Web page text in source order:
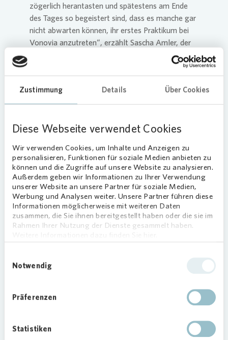
Zustimmung Details Über Cookies
Diese Webseite verwendet Cookies
Wir verwenden Cookies, um Inhalte und Anzeigen zu
personalisieren, Funktionen für soziale Medien anbieten zu
können und die Zugriffe auf unsere Website zu analysieren.
Außerdem geben wir Informationen zu Ihrer Verwendung
unserer Website an unsere Partner für soziale Medien,
Werbung und Analysen weiter. Unsere Partner führen diese
Informationen möglicherweise mit weiteren Daten
zusammen, die Sie ihnen bereitgestellt haben oder die sie im
Rahmen Ihrer Nutzung der Dienste gesammelt haben.
Notwendig
Präferenzen
Statistiken
zögerlich herantasten und spätestens am Ende
des Tages so begeistert sind, dass es manche gar
nicht abwarten können, ihr erstes Praktikum bei
Vonovia anzutreten“, erzählt Sascha Amler, der
für den Bezirk zuständige Regionalbereichsleiter
Fliesenleger und Maler und Lackierer zogen die
Neugier der Jugendlichen auf sich. Das absolute
Highlight bildete allerdings die Station der
Wohnumfeld. Hier konnte mit einem echten
Begeisterung sorgte.
David Quast, pädagogischer Leiter des
Straßenkinder e.V.: „Wenn es gelingt, Kinder und
Jugendliche ganzheitlich bei ihrer Zukunftsplanung
zu begleiten, ist für uns ein großes Ziel erreicht.
Der Berufsschnuppertag von
bietet jedes
die Heranwachsenden sonst womöglich gar nicht
in Berührung gekommen wären.“
Besonders bei den mehr als 25 Kolleg:innen von
Vonovia
des Jugendbereichs der Arche Kinderstiftung